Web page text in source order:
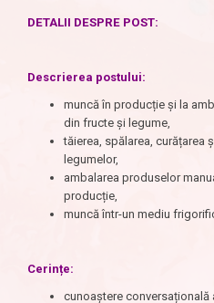
DETALII DESPRE POST:
Descrierea postului:
muncă în producție și la
din fructe și legume,
tăierea, spălarea, curățarea
legumelor,
ambalarea produselor
producție,
muncă într-un mediu
Cerințe:
cunoaștere conversațională